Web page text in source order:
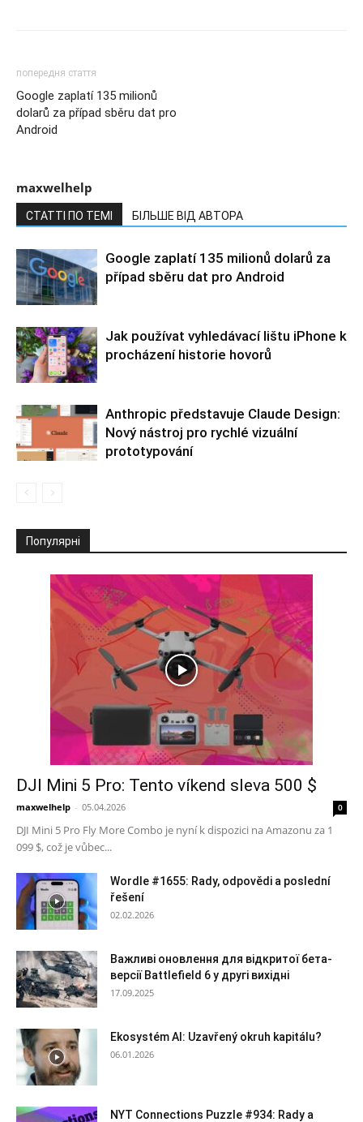
попередня стаття
Google zaplatí 135 milionů
dolarů za případ sběru dat pro
Android
maxwelhelp
СТАТТІ ПО ТЕМІ БІЛЬШЕ ВІД АВТОРА
Google zaplatí 135 milionů dolarů za
případ sběru dat pro Android
Jak používat vyhledávací lištu iPhone k
procházení historie hovorů
Anthropic představuje Claude Design:
Nový nástroj pro rychlé vizuální
prototypování
Популярні
DJI Mini 5 Pro: Tento víkend sleva 500 $
maxwelhelp - 05.04.2026 0
DJI Mini 5 Pro Fly More Combo je nyní k dispozici na Amazonu za 1
099 $, což je vůbec...
Wordle #1655: Rady, odpovědi a poslední
řešení
02.02.2026
Важливі оновлення для відкритої бета-
версії Battlefield 6 у другі вихідні
17.09.2025
Ekosystém AI: Uzavřený okruh kapitálu?
06.01.2026
NYT Connections Puzzle #934: Rady a